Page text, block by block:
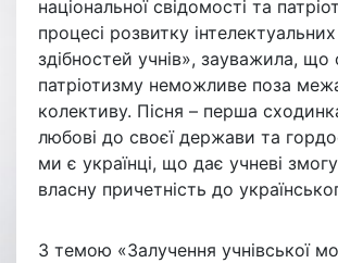
національної свідомості та
процесі розвитку
здібностей учнів», зауважила,
патріотизму неможливе поза
колективу. Пісня – перша
любові до своєї держави та
ми є українці, що дає учневі
власну причетність до
З темою «Залучення учнівської